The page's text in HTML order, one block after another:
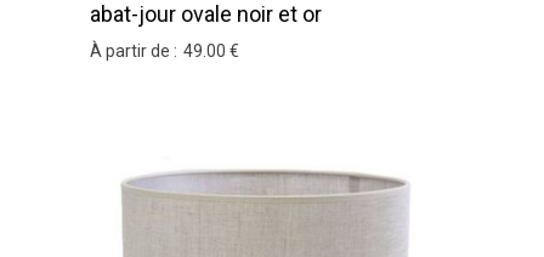
abat-jour ovale noir et or
À partir de : 49 .00 €